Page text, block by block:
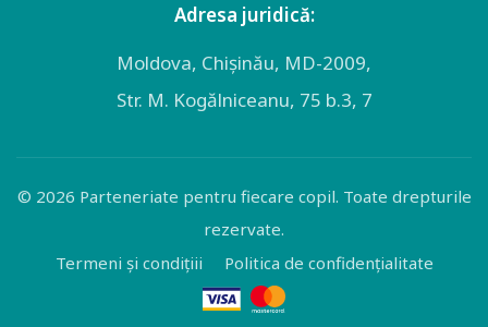
Adresa juridică:
Moldova, Chişinău, MD-2009,
Str. M. Kogălniceanu, 75 b.3, 7
© 2026 Parteneriate pentru fiecare copil. Toate drepturile
rezervate.
Termeni și condițiii
Politica de confidențialitate